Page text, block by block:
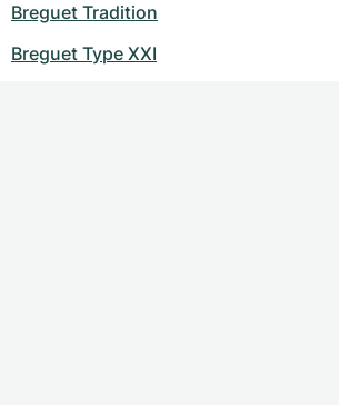
Breguet Tradition
Breguet Type XXI